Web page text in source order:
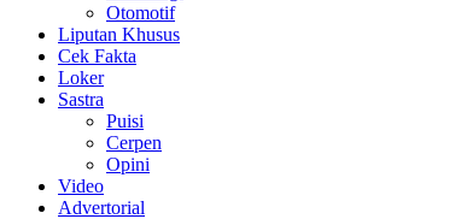
Otomotif
Liputan Khusus
Cek Fakta
Loker
Sastra
Puisi
Cerpen
Opini
Video
Advertorial